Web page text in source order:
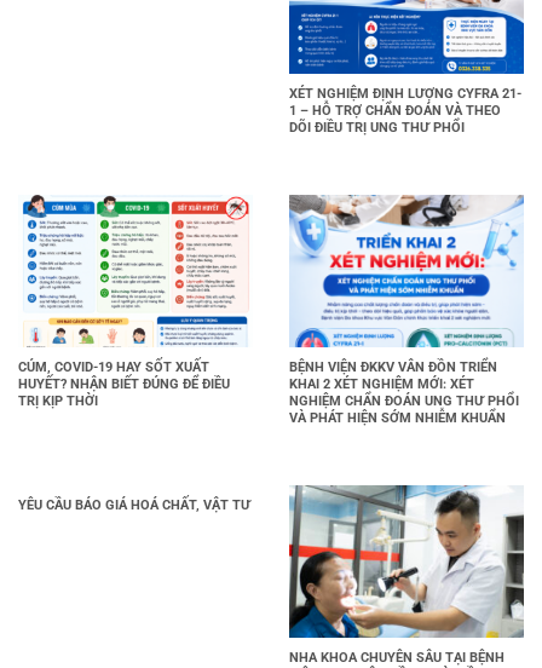
XÉT NGHIỆM ĐỊNH LƯỢNG CYFRA 21-
1 – HỖ TRỢ CHẨN ĐOÁN VÀ THEO
DÕI ĐIỀU TRỊ UNG THƯ PHỔI
CÚM, COVID-19 HAY SỐT XUẤT
HUYẾT? NHẬN BIẾT ĐÚNG ĐỂ ĐIỀU
TRỊ KỊP THỜI
BỆNH VIỆN ĐKKV VÂN ĐỒN TRIỂN
KHAI 2 XÉT NGHIỆM MỚI: XÉT
NGHIỆM CHẨN ĐOÁN UNG THƯ PHỔI
VÀ PHÁT HIỆN SỚM NHIỄM KHUẨN
YÊU CẦU BÁO GIÁ HOÁ CHẤT, VẬT TƯ
NHA KHOA CHUYÊN SÂU TẠI BỆNH